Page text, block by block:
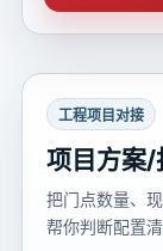
工程项目对接
项目方案/
把门点数量、
帮你判断配置